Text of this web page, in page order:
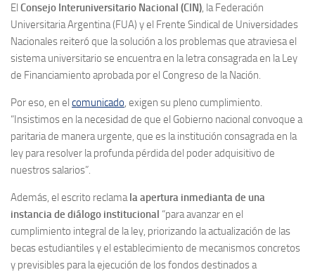
El Consejo Interuniversitario Nacional (CIN), la Federación
Universitaria Argentina (FUA) y el Frente Sindical de Universidades
Nacionales reiteró que la solución a los problemas que atraviesa el
sistema universitario se encuentra en la letra consagrada en la Ley
de Financiamiento aprobada por el Congreso de la Nación.
Por eso, en el comunicado, exigen su pleno cumplimiento.
“Insistimos en la necesidad de que el Gobierno nacional convoque a
paritaria de manera urgente, que es la institución consagrada en la
ley para resolver la profunda pérdida del poder adquisitivo de
nuestros salarios”.
Además, el escrito reclamala apertura inmedianta de una
instancia de diálogo institucional “para avanzar en el
cumplimiento integral de la ley, priorizando la actualización de las
becas estudiantiles y el establecimiento de mecanismos concretos
y previsibles para la ejecución de los fondos destinados a